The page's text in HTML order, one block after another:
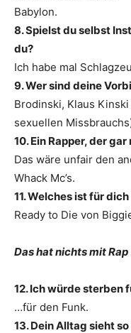
Babylon.
8. Spielst du selbst
du?
Ich habe mal
9. Wer sind deine
Brodinski, Klaus
sexuellen
10. Ein Rapper, der
Das wäre unfair den
Whack Mc’s.
11. Welches ist für
Ready to Die von
Das hat nichts mit
12. Ich würde sterben
…für den Funk.
13. Dein Alltag sieht